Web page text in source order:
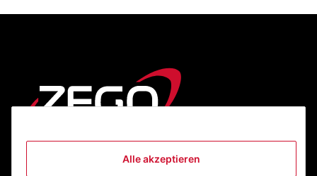
Alle akzeptieren
Informationen